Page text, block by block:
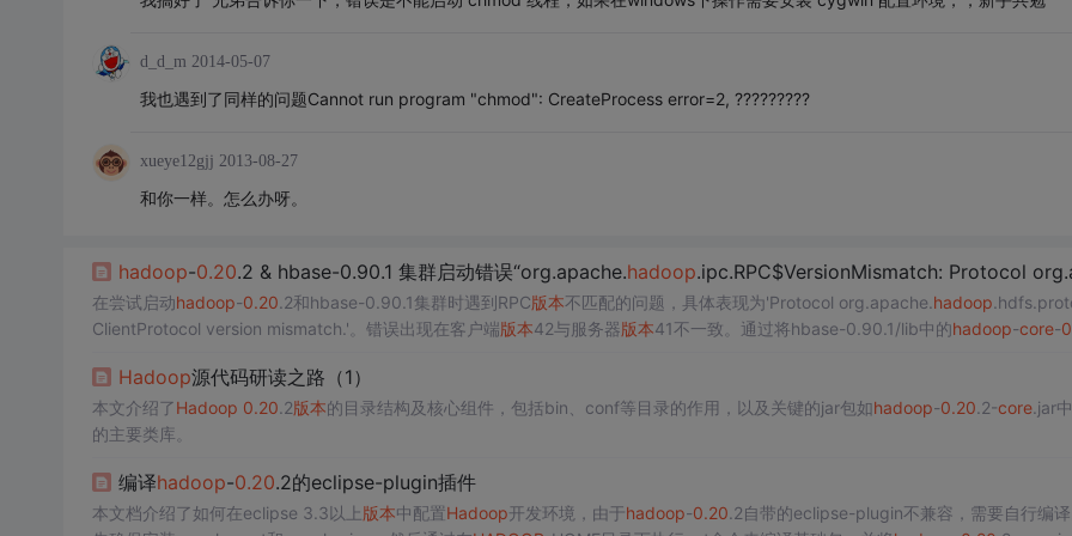
d_d_m 2014-05-07
我也遇到了同样的问题Cannot run program "chmod": CreateProcess error=2, ?????????
xueye12gjj 2013-08-27
和你一样。怎么办呀。
hadoop-0.20.2 & hbase-0.90.1 集群启动错误“org.apache.hadoop.ipc.RPC$VersionMismatch: Protocol
在尝试启动hadoop-0.20 .2和hbase-0.90.1集群时遇到RPC版本不匹配的问题，具体表现为'Protocol org.apache. hadoop
ClientProtocol version mismatch.'。错误出现在客户端版本42与服务器版本41不一致。通过将hbase-0.90.1/lib中的hadoop-core-
Hadoop源代码研读之路（1）
本文介绍了Hadoop 0.20 .2版本的目录结构及核心组件，包括bin、conf等目录的作用，以及关键的jar包如hadoop-0.20 .2-core.jar
的主要类库。
编译hadoop-0.20.2的eclipse-plugin插件
本文档介绍了如何在eclipse 3.3以上版本中配置Hadoop开发环境，由于hadoop-0.20 .2自带的eclipse-plugin不兼容，需要自行编